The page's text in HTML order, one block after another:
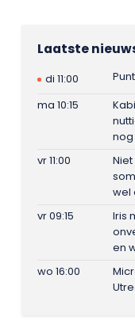
Laatste
di 11:00
ma 10:15
nog
vr 11:00
wel
vr 09:15
Iris
en
wo 16:00